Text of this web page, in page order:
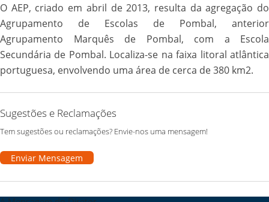
O AEP, criado em abril de 2013, resulta da agregação do
Agrupamento de Escolas de Pombal, anterior
Agrupamento Marquês de Pombal, com a Escola
Secundária de Pombal. Localiza-se na faixa litoral atlântica
portuguesa, envolvendo uma área de cerca de 380 km2.
Sugestões e Reclamações
Tem sugestões ou reclamações? Envie-nos uma mensagem!
Enviar Mensagem